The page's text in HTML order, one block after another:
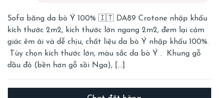
Sofa băng da bò Ý 100% 🇮🇹 DA89 Crotone nhập khẩu
kích thước 2m2, kích thước lớn ngang 2m2, đem lại cảm
giác êm ái và dễ chịu, chất liệu da bò Ý nhập khẩu 100%.
Tùy chọn kích thước lớn, màu sắc da bò Ý . Khung gỗ
dầu đỏ (bền hơn gỗ sồi Nga), […]